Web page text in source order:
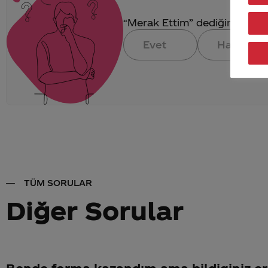
“Merak Ettim” dediğin
Evet
Hayır
TÜM SORULAR
Diğer Sorular